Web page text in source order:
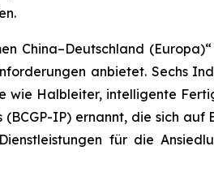
China–Deutschland
anbietet. Sechs
wie Halbleiter, intelligente
IP) ernannt, die sich
für die